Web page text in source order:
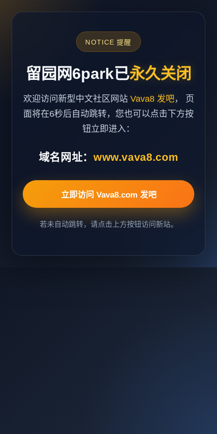
NOTICE 提醒
留园网6park已永久关闭
欢迎访问新型中文社区网站 Vava8 发吧， 页
面将在6秒后自动跳转，您也可以点击下方按
钮立即进入：
域名网址： www.vava8.com
立即访问 Vava8.com 发吧
若未自动跳转，请点击上方按钮访问新站。